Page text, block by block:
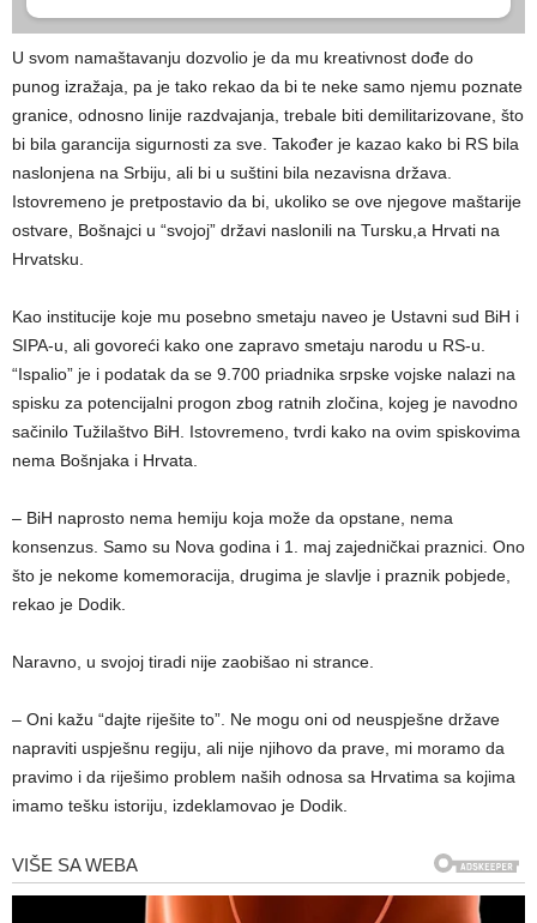
U svom namaštavanju dozvolio je da mu kreativnost dođe do
punog izražaja, pa je tako rekao da bi te neke samo njemu poznate
granice, odnosno linije razdvajanja, trebale biti demilitarizovane, što
bi bila garancija sigurnosti za sve. Također je kazao kako bi RS bila
naslonjena na Srbiju, ali bi u suštini bila nezavisna država.
Istovremeno je pretpostavio da bi, ukoliko se ove njegove maštarije
ostvare, Bošnajci u “svojoj” državi naslonili na Tursku,a Hrvati na
Hrvatsku.
Kao institucije koje mu posebno smetaju naveo je Ustavni sud BiH i
SIPA-u, ali govoreći kako one zapravo smetaju narodu u RS-u.
“Ispalio” je i podatak da se 9.700 priadnika srpske vojske nalazi na
spisku za potencijalni progon zbog ratnih zločina, kojeg je navodno
sačinilo Tužilaštvo BiH. Istovremeno, tvrdi kako na ovim spiskovima
nema Bošnjaka i Hrvata.
– BiH naprosto nema hemiju koja može da opstane, nema
konsenzus. Samo su Nova godina i 1. maj zajedničkai praznici. Ono
što je nekome komemoracija, drugima je slavlje i praznik pobjede,
rekao je Dodik.
Naravno, u svojoj tiradi nije zaobišao ni strance.
– Oni kažu “dajte riješite to”. Ne mogu oni od neuspješne države
napraviti uspješnu regiju, ali nije njihovo da prave, mi moramo da
pravimo i da riješimo problem naših odnosa sa Hrvatima sa kojima
imamo tešku istoriju, izdeklamovao je Dodik.